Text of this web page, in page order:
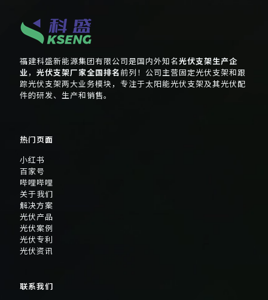
福建科盛新能源集团有限公司是国内外知名光伏支架生产企
业， 光伏支架厂家全国排名前列！公司主营固定光伏支架和跟
踪光伏支架两大业务模块，专注于太阳能光伏支架及其光伏配
件的研发、生产和销售。
热门页面
小红书
百家号
哔哩哔哩
关于我们
解决方案
光伏产品
光伏案例
光伏专利
光伏资讯
联系我们